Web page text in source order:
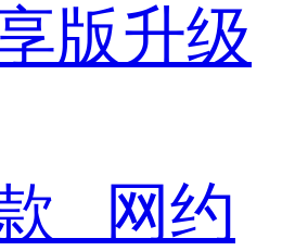
版升级
网约